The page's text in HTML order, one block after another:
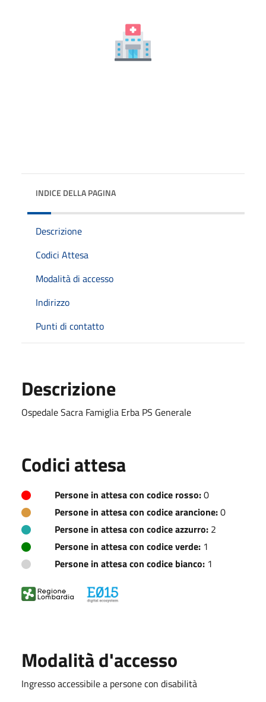
INDICE DELLA PAGINA
Descrizione
Codici Attesa
Modalità di accesso
Indirizzo
Punti di contatto
Descrizione
Ospedale Sacra Famiglia Erba PS Generale
Codici attesa
Persone in attesa con codice rosso:0
Persone in attesa con codice arancione:0
Persone in attesa con codice azzurro: 2
Persone in attesa con codice verde: 1
Persone in attesa con codice bianco: 1
Modalità d'accesso
Ingresso accessibile a persone con disabilità